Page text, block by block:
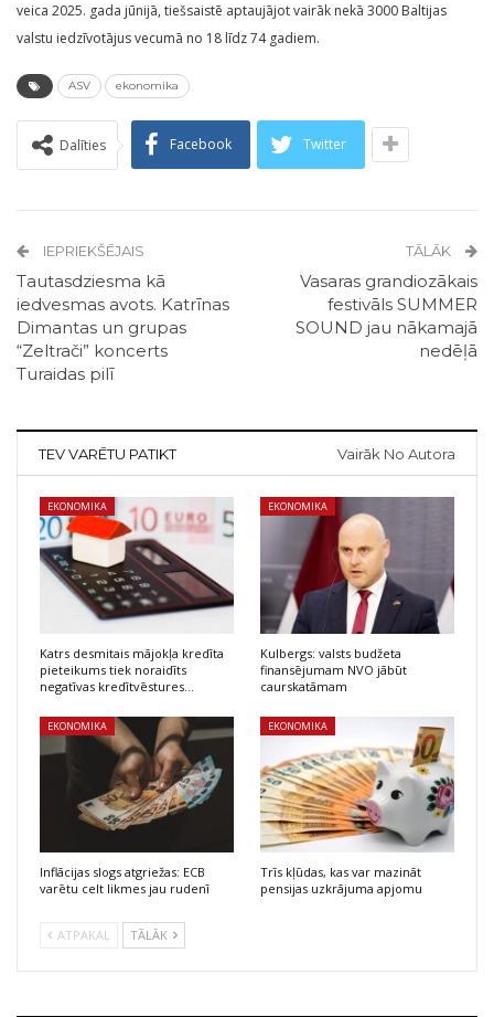
veica 2025. gada jūnijā, tiešsaistē aptaujājot vairāk nekā 3000 Baltijas
valstu iedzīvotājus vecumā no 18 līdz 74 gadiem.
ASV ekonomika
Dalīties Facebook Twitter
IEPRIEKŠĒJAIS
Tautasdziesma kā
iedvesmas avots. Katrīnas
Dimantas un grupas
“Zeltrači” koncerts
Turaidas pilī
TĀLĀK
Vasaras grandiozākais
festivāls SUMMER
SOUND jau nākamajā
nedēļā
TEV VARĒTU PATIKT Vairāk No Autora
EKONOMIKA
Katrs desmitais mājokļa kredīta
pieteikums tiek noraidīts
negatīvas kredītvēstures…
EKONOMIKA
Kulbergs: valsts budžeta
finansējumam NVO jābūt
caurskatāmam
EKONOMIKA
Inflācijas slogs atgriežas: ECB
varētu celt likmes jau rudenī
EKONOMIKA
Trīs kļūdas, kas var mazināt
pensijas uzkrājuma apjomu
ATPAKAĻ TĀLĀK